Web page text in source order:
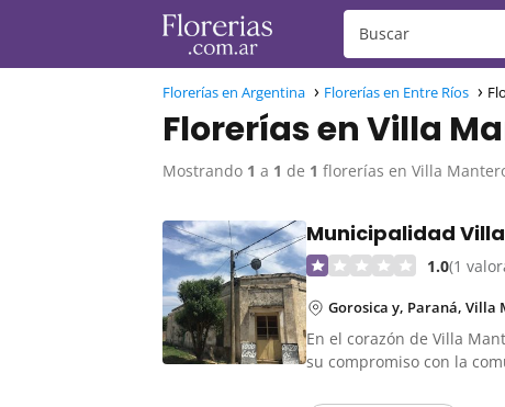
Florerías en Argentina Florerías en Entre Ríos
Florerías en Villa
Mostrando 1 a 1 de 1 florerías en Villa
Municipalidad
1.0(1
Gorosica y, Paraná, Villa
En el corazón de Villa
su compromiso con la